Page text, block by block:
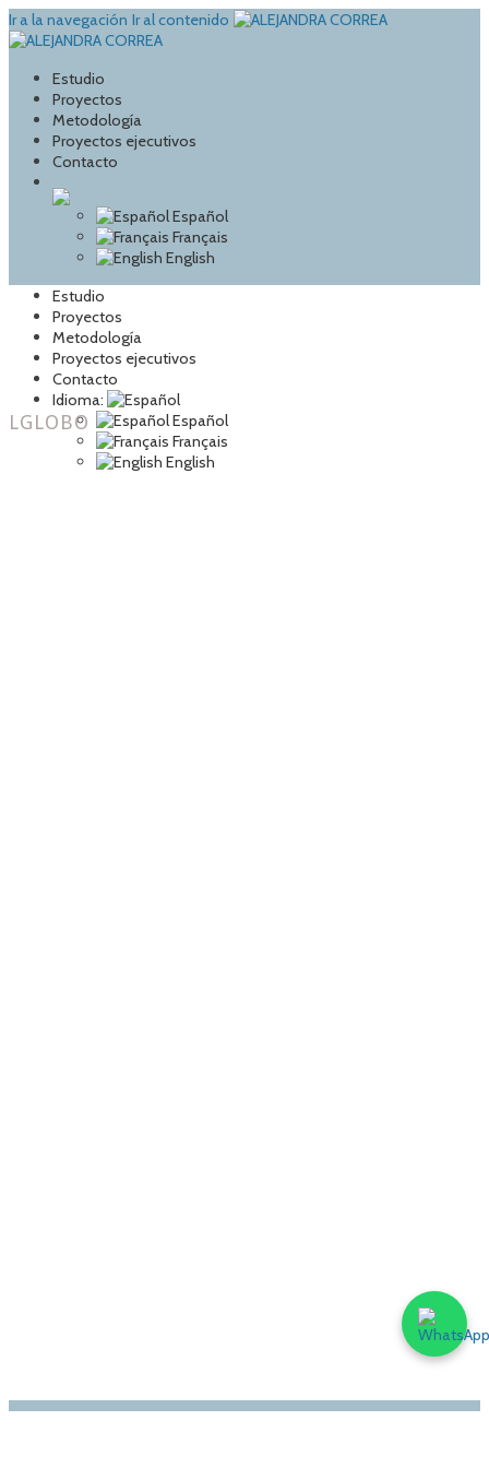
Ir a la navegación Ir al contenido
Estudio
Proyectos
Metodología
Proyectos ejecutivos
Contacto
Español
Français
English
Estudio
Proyectos
Metodología
Proyectos ejecutivos
Contacto
Idioma:
Español
Français
English
LGLOBO